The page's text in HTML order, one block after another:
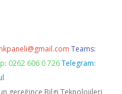
Teams:
0262 606 0 726 Telegram:
gereğince Bilgi Teknolojileri